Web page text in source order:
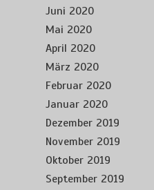
Juni 2020
Mai 2020
April 2020
März 2020
Februar 2020
Januar 2020
Dezember 2019
November 2019
Oktober 2019
September 2019